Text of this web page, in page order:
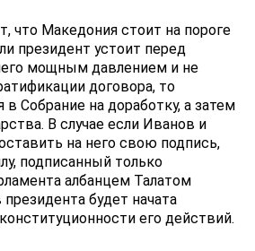
что Македония стоит на пороге
президент устоит перед
мощным давлением и не
договора, то
Собрание на доработку, а затем
В случае если Иванов и
на него свою подпись,
подписанный только
албанцем Талатом
будет начата
его действий.